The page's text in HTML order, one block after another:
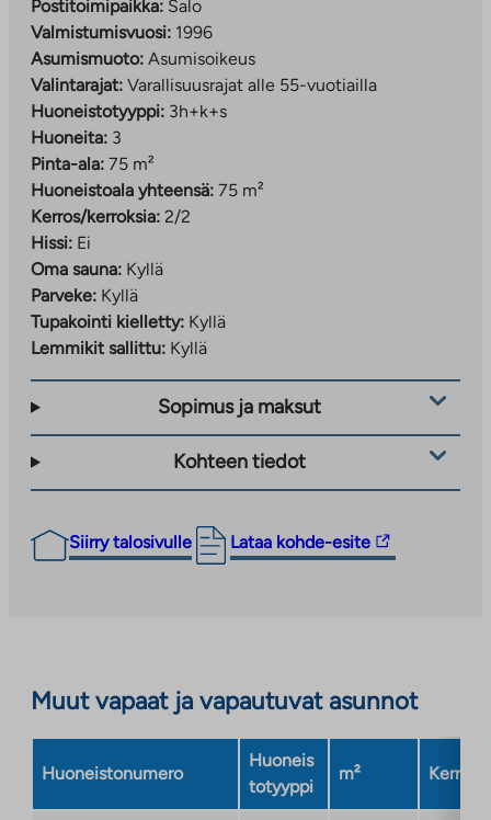
Postitoimipaikka: Salo
Valmistumisvuosi: 1996
Asumismuoto: Asumisoikeus
Valintarajat: Varallisuusrajat alle 55-vuotiailla
Huoneistotyyppi: 3h+k+s
Huoneita: 3
Pinta-ala: 75 m²
Huoneistoala yhteensä: 75 m²
Kerros/kerroksia: 2/2
Hissi: Ei
Oma sauna: Kyllä
Parveke: Kyllä
Tupakointi kielletty: Kyllä
Lemmikit sallittu: Kyllä
Sopimus ja maksut
Kohteen tiedot
Siirry talosivulle Lataa kohde-esite
Linkki
uuteen
Muut vapaat ja vapautuvat asunnot
Huoneistonumero
Huoneis
totyyppi
m² Kerros